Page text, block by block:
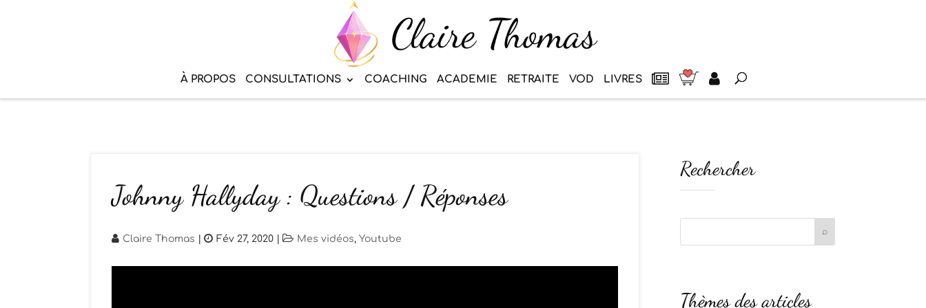
À PROPOS CONSULTATIONS COACHING ACADEMIE RETRAITE VOD LIVRES
Johnny Hallyday : Questions / Réponses
Claire Thomas Fév 27, 2020 Mes vidéos, Youtube
Rechercher
Thèmes des articles